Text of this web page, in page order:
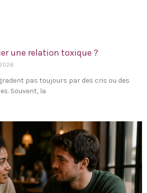
une relation toxique ?
pas toujours par des cris ou des
Souvent, la